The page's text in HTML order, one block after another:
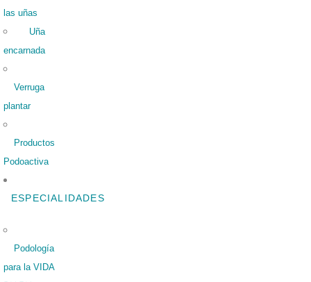
las uñas
Uña
encarnada
Verruga
plantar
Productos
Podoactiva
ESPECIALIDADES
Podología
para la VIDA